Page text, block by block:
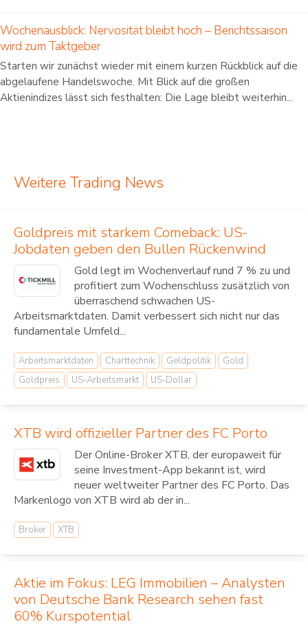
Wochenausblick: Nervosität bleibt hoch – Berichtssaison
wird zum Taktgeber
Starten wir zunächst wieder mit einem kurzen Rückblick auf die
abgelaufene Handelswoche. Mit Blick auf die großen
Aktienindizes lässt sich festhalten: Die Lage bleibt weiterhin...
Weitere Trading News
Goldpreis mit starkem Comeback: US-
Jobdaten geben den Bullen Rückenwind
Gold legt im Wochenverlauf rund 7 % zu und
profitiert zum Wochenschluss zusätzlich von
überraschend schwachen US-
Arbeitsmarktdaten. Damit verbessert sich nicht nur das
fundamentale Umfeld...
Arbeitsmarktdaten Charttechnik Geldpolitik
Gold
Goldpreis
US-Arbeitsmarkt US-Dollar
XTB wird offizieller Partner des FC Porto
Der Online-Broker XTB, der europaweit für
seine Investment-App bekannt ist, wird
neuer weltweiter Partner des FC Porto. Das
Markenlogo von XTB wird ab der in...
Broker XTB
Aktie im Fokus: LEG Immobilien – Analysten
von Deutsche Bank Research sehen fast
60% Kurspotential